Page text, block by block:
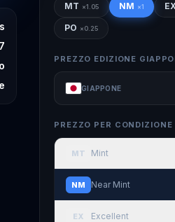
MT ×1.05 NM ×1
PO ×0.25
PREZZO EDIZIONE
GIAPPONE
PREZZO PER CONDIZIONE
MT Mint
NM Near Mint
EX Excellent